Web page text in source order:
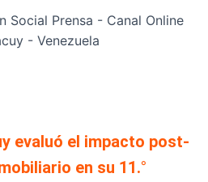
Social Prensa - Canal Online
- Venezuela
evaluó el impacto post-
en su 11.°